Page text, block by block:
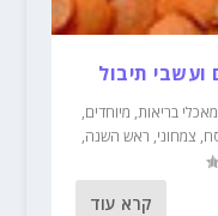
ועשבי תיבול
מאכלי בריאות, מיוחדים,
, צמחוני, ראש השנה,
קרא עוד